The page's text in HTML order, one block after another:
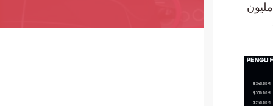
وتضع الأحجام الحالية البالغة 433.68 مليون